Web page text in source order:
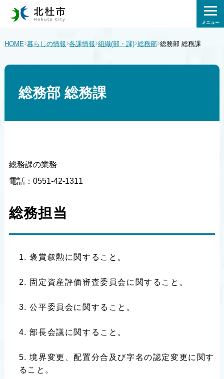
メニュー
HOME›暮らしの情報›各課情報›組織(部・課)›総務部›総務部 総務課
総務部 総務課
総務課の業務
電話：0551-42-1311
総務担当
褒賞叙勲に関すること。
固定資産評価審査委員会に関すること。
公平委員会に関すること。
部長会議に関すること。
境界変更、配置分合及び字名の認定変更に関す
ること。